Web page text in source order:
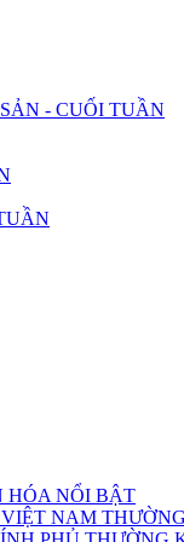
- CUỐI TUẦN
HÓA NỔI BẬT
NAM